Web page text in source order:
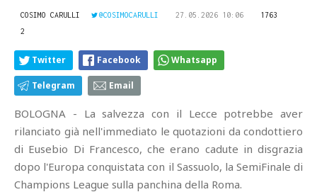
COSIMO CARULLI @COSIMOCARULLI 27.05.2026 10:06
1763
2
Twitter Facebook Whatsapp
Telegram Email
BOLOGNA - La salvezza con il Lecce potrebbe aver
rilanciato già nell'immediato le quotazioni da condottiero
di Eusebio Di Francesco, che erano cadute in disgrazia
dopo l'Europa conquistata con il Sassuolo, la SemiFinale di
Champions League sulla panchina della Roma.